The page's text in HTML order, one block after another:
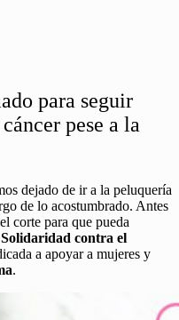
para seguir
pese a la
dejado de ir a la peluquería
de lo acostumbrado. Antes
corte para que pueda
contra el
a apoyar a mujeres y
.